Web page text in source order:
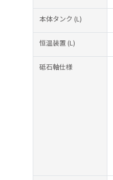
本体タンク (L)
恒温装置 (L)
砥石軸仕様